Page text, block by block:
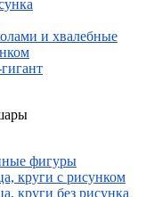
и хвалебные
фигуры
круги с рисунком
круги без рисунка